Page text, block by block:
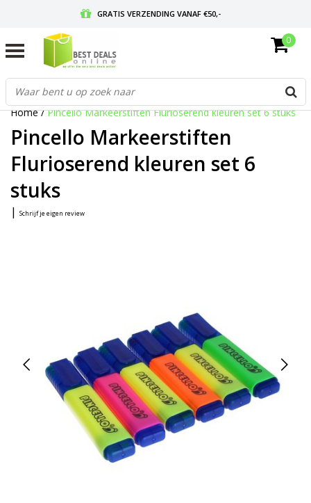
GRATIS VERZENDING VANAF €50,-
GRATIS RETOURNEREN EN 30 DAGEN BEDENKTIJD
0
Home/Pincello Markeerstiften Flurioserend kleuren set 6 stuks
Pincello Markeerstiften
Flurioserend kleuren set 6
stuks
| Schrijf je eigen review